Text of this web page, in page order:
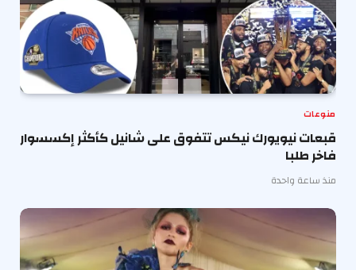
منوعات
قبعات نيويورك نيكس تتفوق على شانيل كأكثر إكسسوار
فاخر طلبا
منذ ساعة واحدة